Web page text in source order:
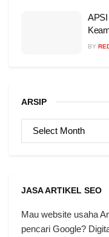
BY
ARSIP
ARSIP
JASA ARTIKEL SEO
Mau website usaha
pencari Google?